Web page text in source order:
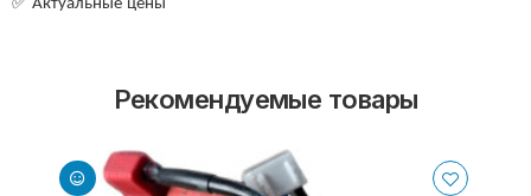
Актуальные цены
Рекомендуемые товары